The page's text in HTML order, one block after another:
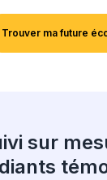
Trouver ma future
sur